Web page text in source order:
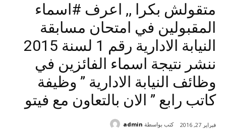
متقولش بكرا ,, اعرف #اسماء
المقبولين في امتحان مسابقة
النيابة الادارية رقم 1 لسنة 2015
ننشر نتيجة اسماء الفائزين في
وظائف النيابة الادارية ” وظيفة
كاتب رابع ” الان بالتعاون مع فيتو
فبراير 27, 2016 كتب بواسطة admin